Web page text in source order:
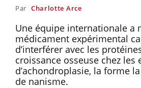
Par Charlotte Arce
Une équipe internationale a
médicament expérimental
d’interférer avec les
croissance osseuse chez les
d’achondroplasie, la forme
de nanisme.